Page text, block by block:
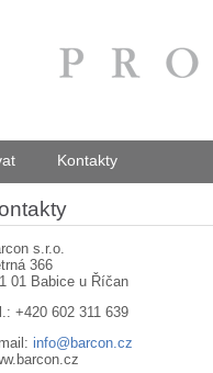
Kontakty
s.r.o.
366
01 Babice u Říčan
+420 602 311 639
info@barcon.cz